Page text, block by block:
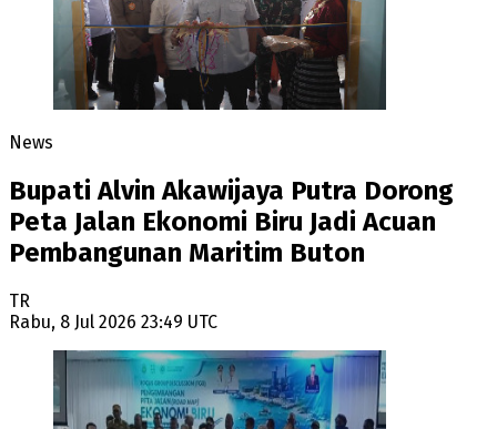
News
Bupati Alvin Akawijaya Putra Dorong
Peta Jalan Ekonomi Biru Jadi Acuan
Pembangunan Maritim Buton
TR
Rabu, 8 Jul 2026 23:49 UTC